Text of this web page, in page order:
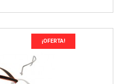
¡OFERTA!